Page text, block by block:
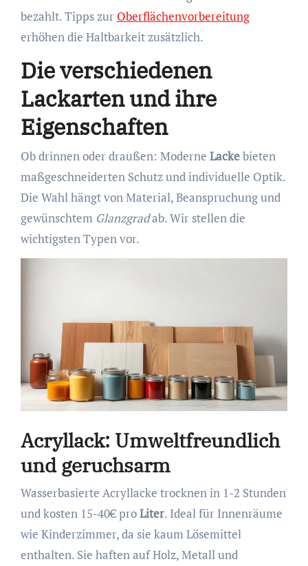
bezahlt. Tipps zur Oberflächenvorbereitung
erhöhen die Haltbarkeit zusätzlich.
Die verschiedenen
Lackarten und ihre
Eigenschaften
Ob drinnen oder draußen: Moderne Lackebieten
maßgeschneiderten Schutz und individuelle Optik.
Die Wahl hängt von Material, Beanspruchung und
gewünschtem Glanzgradab. Wir stellen die
wichtigsten Typen vor.
Acryllack: Umweltfreundlich
und geruchsarm
Wasserbasierte Acryllacke trocknen in 1-2 Stunden
und kosten 15-40€ proLiter. Ideal für Innenräume
wie Kinderzimmer, da sie kaum Lösemittel
enthalten. Sie haften auf Holz, Metall und